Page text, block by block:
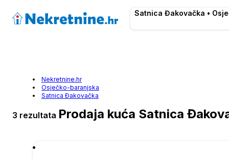
Satnica Đakovačka •
Nekretnine.hr
Osječko-baranjska
Satnica Đakovačka
3 rezultata Prodaja kuća Satnica